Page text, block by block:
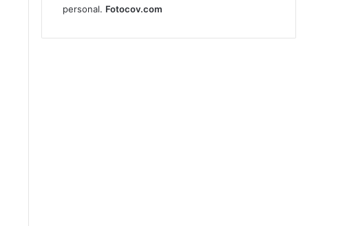
personal. Fotocov.com